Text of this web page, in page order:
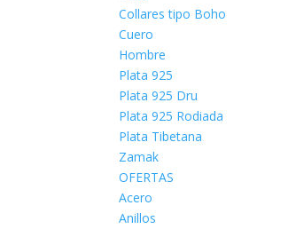
Collares tipo Boho
Cuero
Hombre
Plata 925
Plata 925 Dru
Plata 925 Rodiada
Plata Tibetana
Zamak
OFERTAS
Acero
Anillos